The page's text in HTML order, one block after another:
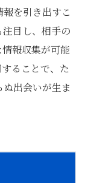
を引き出すこ
目し、相手の
報収集が可能
ることで、た
出会いが生ま